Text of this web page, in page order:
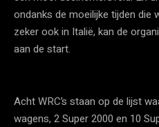
ondanks de moeilijke tijden die
zeker ook in Italië, kan de
aan de start.
Acht WRC’s staan op de lijst
wagens, 2 Super 2000 en 10